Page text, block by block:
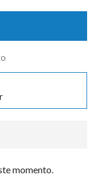
momento.